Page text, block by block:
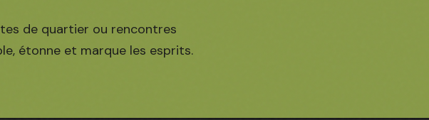
de quartier ou rencontres
étonne et marque les esprits.